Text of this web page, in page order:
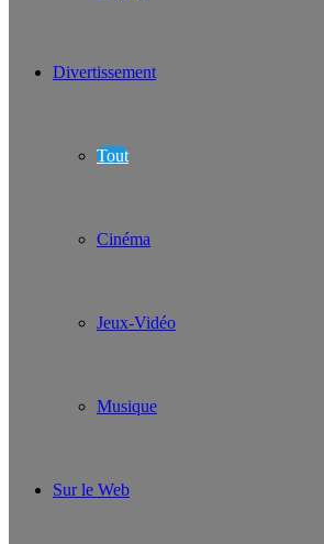
Divertissement
Tout
Cinéma
Jeux-Vidéo
Musique
Sur le Web